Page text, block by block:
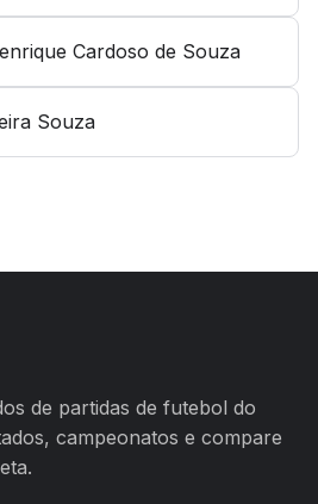
Cardoso de Souza
Souza
de partidas de futebol do
campeonatos e compare